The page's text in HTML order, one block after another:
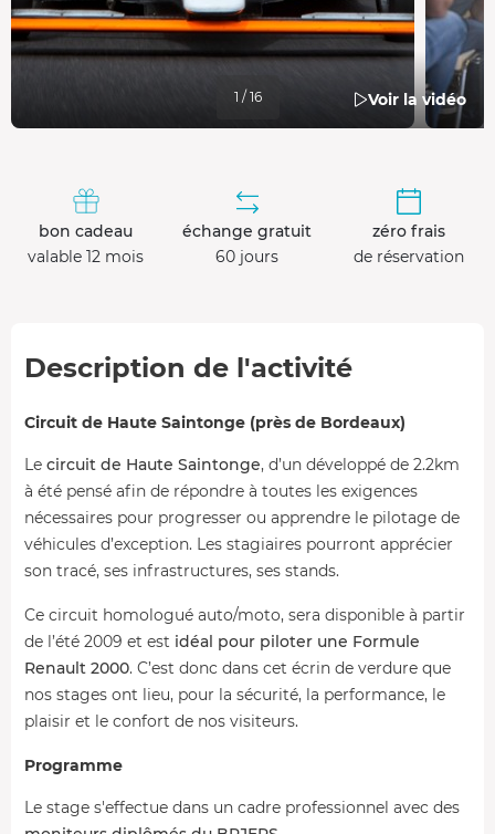
Voir la vidéo
1 / 16
bon cadeau
valable 12 mois
échange gratuit
60 jours
zéro frais
de réservation
Description de l'activité
Circuit de Haute Saintonge (près de Bordeaux)
Le circuit de Haute Saintonge, d’un développé de 2.2km
à été pensé afin de répondre à toutes les exigences
nécessaires pour progresser ou apprendre le pilotage de
véhicules d’exception. Les stagiaires pourront apprécier
son tracé, ses infrastructures, ses stands.
Ce circuit homologué auto/moto, sera disponible à partir
de l’été 2009 et est idéal pour piloter une Formule
Renault 2000. C’est donc dans cet écrin de verdure que
nos stages ont lieu, pour la sécurité, la performance, le
plaisir et le confort de nos visiteurs.
Programme
Le stage s'effectue dans un cadre professionnel avec des